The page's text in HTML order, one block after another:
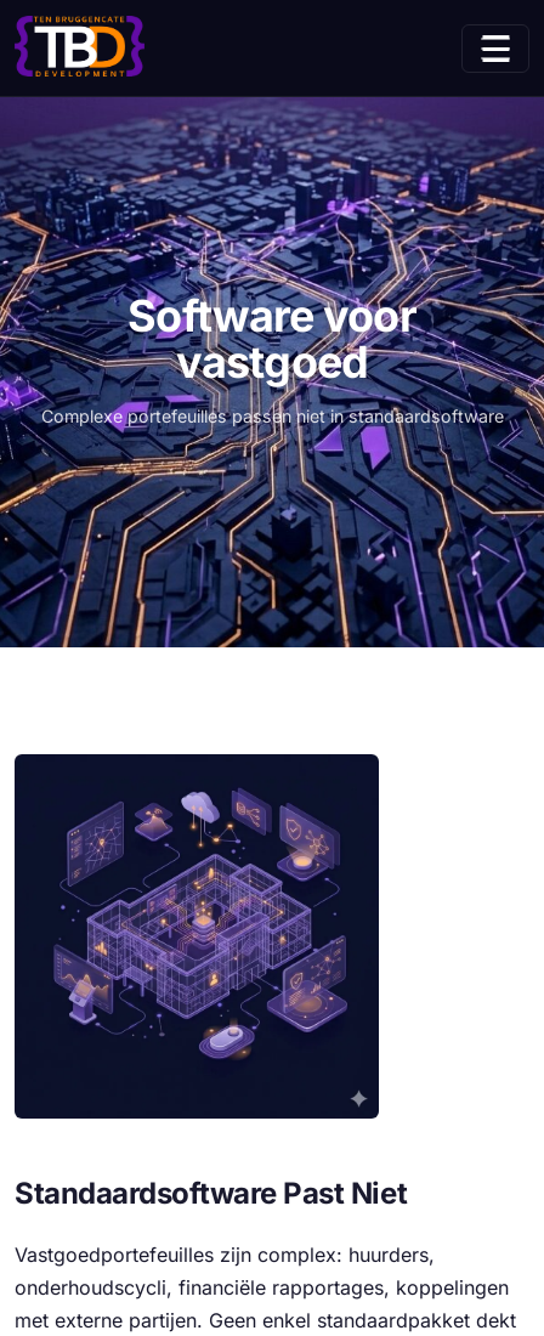
Home Sectoren (huidige pagina)
Software voor
vastgoed
Complexe portefeuilles passen niet in standaardsoftware
Software voor vastgoed
Standaardsoftware Past Niet
Vastgoedportefeuilles zijn complex: huurders,
onderhoudscycli, financiële rapportages, koppelingen
met externe partijen. Geen enkel standaardpakket dekt